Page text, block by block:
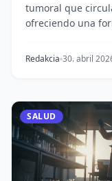
tumoral que
ofreciendo una
Redakcia 30. abril
SALUD